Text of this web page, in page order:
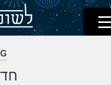
דלג
לתוכן
לשוניאדה
עברית. לשון. שפה